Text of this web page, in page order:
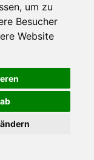
um zu
Besucher
Website
весь функционал
и, при желании,
сайтом, Вы